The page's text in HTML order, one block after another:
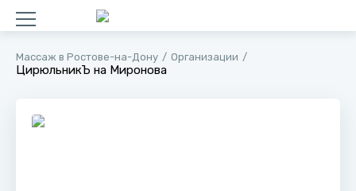
Массаж в Ростове-на-Дону Организации
ЦирюльникЪ на Миронова